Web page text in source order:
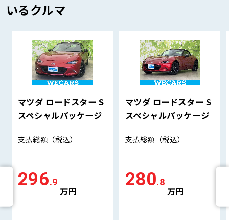
いるクルマ
マツダ ロードスター S
スペシャルパッケージ
支払総額 （税込）
296.9
万円
マツダ ロードスター S
スペシャルパッケージ
支払総額 （税込）
280.8
万円